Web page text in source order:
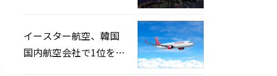
イースター航空、韓国
国内航空会社で1位を記